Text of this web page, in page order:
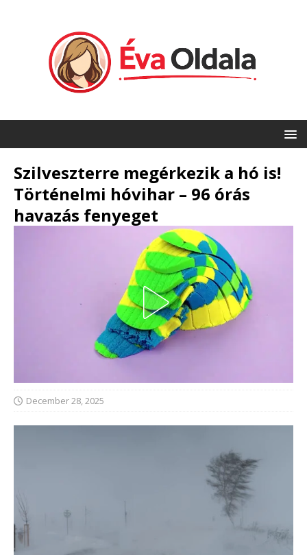
Szilveszterre megérkezik a hó is!
Történelmi hóvihar – 96 órás
havazás fenyeget
December 28, 2025